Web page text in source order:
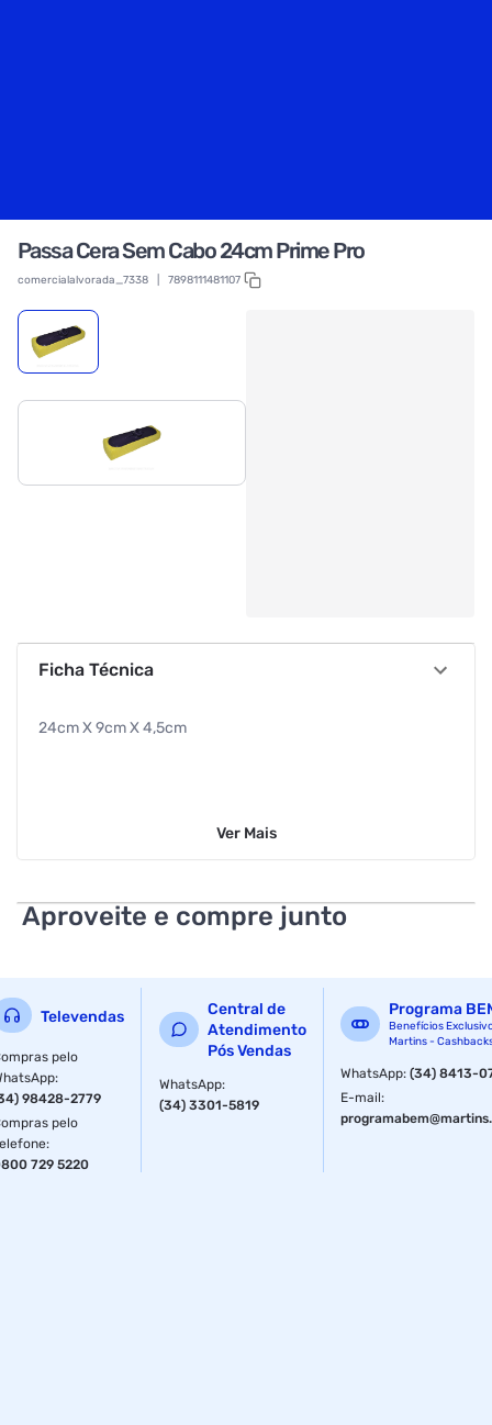
Passa Cera Sem Cabo 24cm Prime Pro
comercialalvorada_7338 7898111481107
Ficha Técnica
24cm X 9cm X 4,5cm
Ver Mais
Aproveite e compre junto
Televendas
pelo
:
98428-2779
pelo
:
729 5220
Central de
Atendimento
Pós Vendas
WhatsApp:
(34) 3301-5819
Programa
Benefícios
Martins -
WhatsApp:(34) 8413-
E-mail: